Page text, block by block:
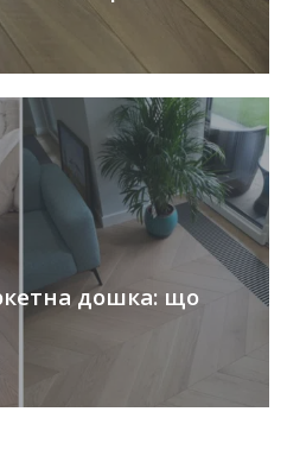
дошка: що